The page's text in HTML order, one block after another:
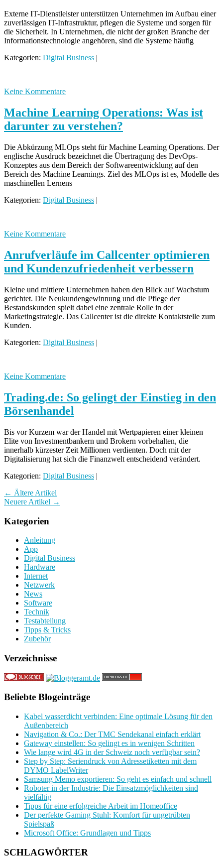
Externe IT-Dienstleister unterstützen Unternehmen im Aufbau einer
zuverlässigen IT-Infrastruktur, pflegen die Systeme und sorgen für
die Sicherheit. In Unternehmen, die nicht der großen Branche der
Informationstechnologie angehören, sind die Systeme häufig
Kategorien: Digital Business |
Keine Kommentare
Machine Learning Operations: Was ist
darunter zu verstehen?
Die Abkürzung MLOps steht für Machine Learning Operations. Der
englische Ausdruck bezeichnet die Übertragung des DevOps-
Konzeptes aus dem Bereich der Softwareentwicklung auf den
Bereich des Machine Learnings. Ziel des MLOps ist es, Modelle des
maschinellen Lernens
Kategorien: Digital Business |
Keine Kommentare
Anrufverläufe im Callcenter optimieren
und Kundenzufriedenheit verbessern
Kleine und mittlere Unternehmen haben den Blick auf Wachstum
gerichtet. Die Neukundengewinnung und die Pflege der
Bestandskunden spielt dabei eine zentrale Rolle in der
Marketingstrategie. Das Callcenter ist die direkte Kontaktstelle zum
Kunden.
Kategorien: Digital Business |
Keine Kommentare
Trading.de: So gelingt der Einstieg in den
Börsenhandel
Bis vor Kurzem war der Handel mit Wertpapieren einer kleinen
Elite von Investmentbankern und Brokern vorbehalten, die
innerhalb kürzester Zeit Millionen verdienten. Doch mit der
Digitalisierung hat sich die Finanzwelt entscheidend verändert.
Kategorien: Digital Business |
← Ältere Artikel
Neuere Artikel →
Kategorien
Anleitung
App
Digital Business
Hardware
Internet
Netzwerk
News
Software
Technik
Testabteilung
Tipps & Tricks
Zubehör
Verzeichnisse
Beliebte Blogeinträge
Kabel wasserdicht verbinden: Eine optimale Lösung für den
Außenbereich
Navigation & Co.: Der TMC Sendekanal einfach erklärt
Gateway einstellen: So gelingt es in wenigen Schritten
Wie lange wird 4G in der Schweiz noch verfügbar sein?
Step by Step: Seriendruck von Adressetiketten mit dem
DYMO LabelWriter
Samsung Memo exportieren: So geht es einfach und schnell
Roboter in der Industrie: Die Einsatzmöglichkeiten sind
vielfältig
Tipps für eine erfolgreiche Arbeit im Homeoffice
Der perfekte Gaming Stuhl: Komfort für ungetrübten
Spielspaß
Microsoft Office: Grundlagen und Tipps
SCHLAGWÖRTER